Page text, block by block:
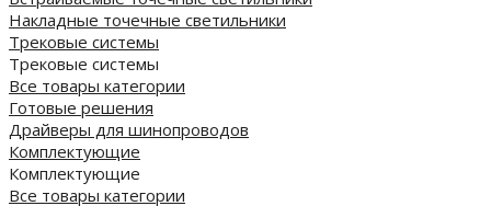
Накладные точечные светильники
Трековые системы
Трековые системы
Все товары категории
Готовые решения
Драйверы для шинопроводов
Комплектующие
Комплектующие
Все товары категории